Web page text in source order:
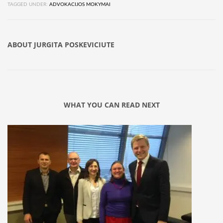
TAGGED UNDER: ADVOKACIJOS MOKYMAI
ABOUT JURGITA POSKEVICIUTE
WHAT YOU CAN READ NEXT